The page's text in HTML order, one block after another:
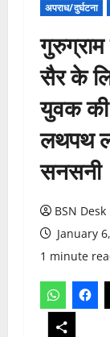
अपराध/दुर्घटना
सैर के
युवक
लथपथ
सनसनी
BSN Desk
January
1 minute